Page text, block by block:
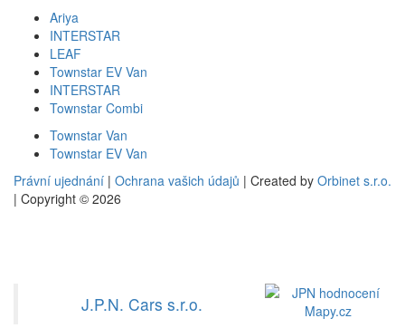
Ariya
INTERSTAR
LEAF
Townstar EV Van
INTERSTAR
Townstar Combi
Townstar Van
Townstar EV Van
Právní ujednání | Ochrana vašich údajů | Created by Orbinet s.r.o.
| Copyright © 2026
J.P.N. Cars s.r.o.